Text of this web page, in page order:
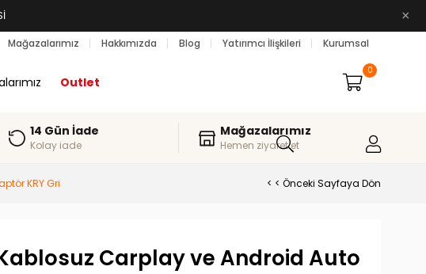
×
Mağazalarımız Hakkımızda Blog Yatırımcı İlişkileri Kurumsal
Outlet
0
14 Gün İade
Kolay iade
Mağazalarımız
Hemen ziyaret et
KRY Gri < < Önceki Sayfaya Dön
Carplay ve Android Auto